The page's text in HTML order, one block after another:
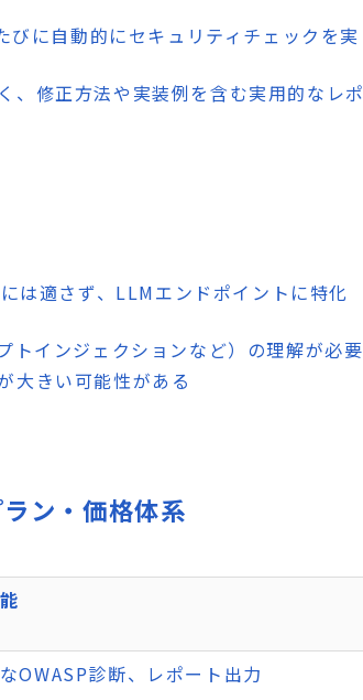
に自動的にセキュリティチェックを実
、修正方法や実装例を含む実用的なレポ
は適さず、LLMエンドポイントに特化
トインジェクションなど）の理解が必要
大きい可能性がある
ン・価格体系
OWASP診断、レポート出力